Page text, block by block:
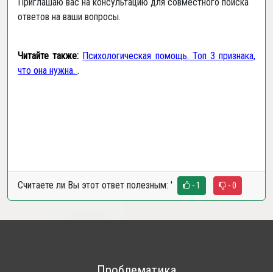
ответов на ваши вопросы.
Читайте также: Психологическая помощь. Топ 3 признака,
что она нужна. .
Считаете ли Вы этот ответ полезным: ' - 1 - 0